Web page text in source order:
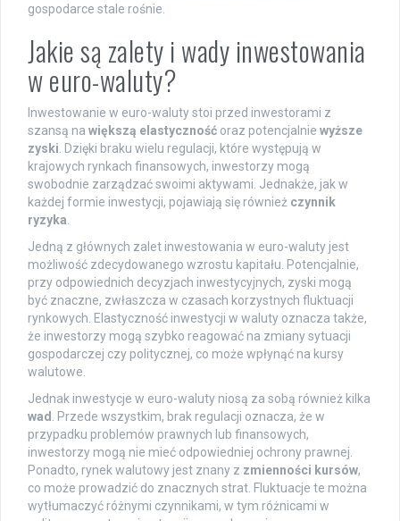
gospodarce stale rośnie.
Jakie są zalety i wady inwestowania
w euro-waluty?
Inwestowanie w euro-waluty stoi przed inwestorami z
szansą na większą elastyczność oraz potencjalnie wyższe
zyski. Dzięki braku wielu regulacji, które występują w
krajowych rynkach finansowych, inwestorzy mogą
swobodnie zarządzać swoimi aktywami. Jednakże, jak w
każdej formie inwestycji, pojawiają się również czynnik
ryzyka.
Jedną z głównych zalet inwestowania w euro-waluty jest
możliwość zdecydowanego wzrostu kapitału. Potencjalnie,
przy odpowiednich decyzjach inwestycyjnych, zyski mogą
być znaczne, zwłaszcza w czasach korzystnych fluktuacji
rynkowych. Elastyczność inwestycji w waluty oznacza także,
że inwestorzy mogą szybko reagować na zmiany sytuacji
gospodarczej czy politycznej, co może wpłynąć na kursy
walutowe.
Jednak inwestycje w euro-waluty niosą za sobą również kilka
wad . Przede wszystkim, brak regulacji oznacza, że w
przypadku problemów prawnych lub finansowych,
inwestorzy mogą nie mieć odpowiedniej ochrony prawnej.
Ponadto, rynek walutowy jest znany z zmienności kursów,
co może prowadzić do znacznych strat. Fluktuacje te można
wytłumaczyć różnymi czynnikami, w tym różnicami w